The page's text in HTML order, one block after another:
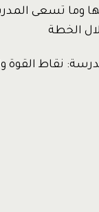
وما تسعى
الخطة
نقاط